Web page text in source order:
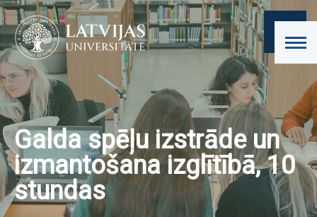
Galda spēļu izstrāde un
izmantošana izglītībā, 10
stundas